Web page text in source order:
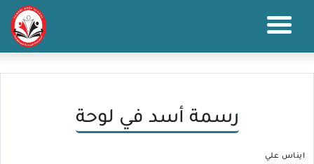
رسمة أسد في لوحة
ايناس علي